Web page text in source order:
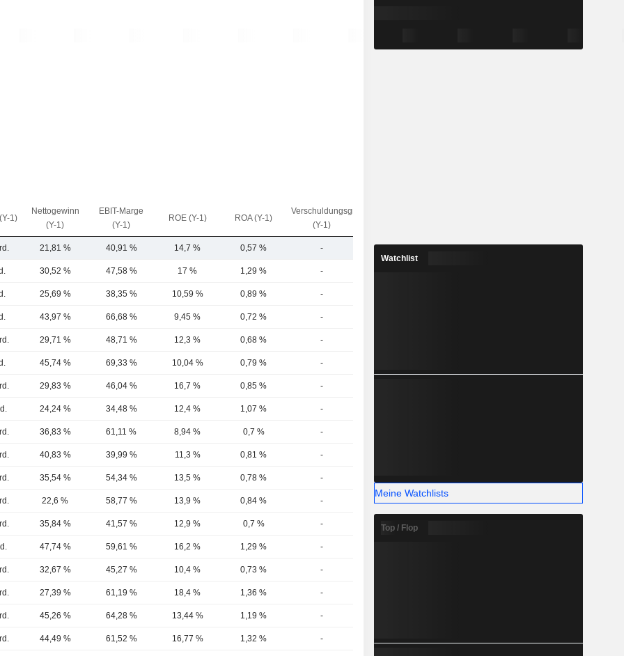
1)
Nettogewinn
(Y-1)
EBIT-Marge
(Y-1)
ROE (Y-1) ROA (Y-1)
Verschuldungsgrad
(Y-1)
21,81 % 40,91 % 14,7 % 0,57 % -
30,52 % 47,58 % 17 % 1,29 % -
25,69 % 38,35 % 10,59 % 0,89 % -
43,97 % 66,68 % 9,45 % 0,72 % -
29,71 % 48,71 % 12,3 % 0,68 % -
45,74 % 69,33 % 10,04 % 0,79 % -
29,83 % 46,04 % 16,7 % 0,85 % -
24,24 % 34,48 % 12,4 % 1,07 % -
36,83 % 61,11 % 8,94 % 0,7 % -
40,83 % 39,99 % 11,3 % 0,81 % -
35,54 % 54,34 % 13,5 % 0,78 % -
22,6 % 58,77 % 13,9 % 0,84 % -
35,84 % 41,57 % 12,9 % 0,7 % -
47,74 % 59,61 % 16,2 % 1,29 % -
32,67 % 45,27 % 10,4 % 0,73 % -
27,39 % 61,19 % 18,4 % 1,36 % -
45,26 % 64,28 % 13,44 % 1,19 % -
44,49 % 61,52 % 16,77 % 1,32 % -
Watchlist
Meine Watchlists
Top / Flop